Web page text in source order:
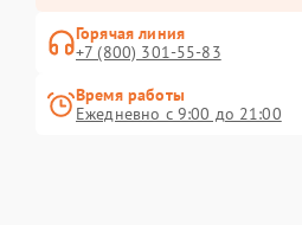
Горячая линия
+7 (800) 301-55-83
Время работы
Ежедневно с 9:00 до 21:00